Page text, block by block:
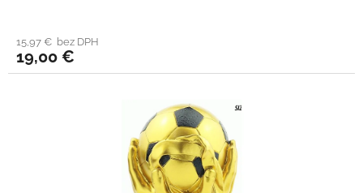
15,97 € bez DPH
19,00 €